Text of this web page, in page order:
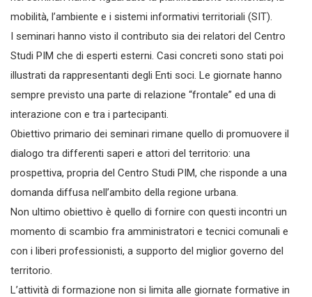
mobilità, l’ambiente e i sistemi informativi territoriali (SIT).
I seminari hanno visto il contributo sia dei relatori del Centro
Studi PIM che di esperti esterni. Casi concreti sono stati poi
illustrati da rappresentanti degli Enti soci. Le giornate hanno
sempre previsto una parte di relazione “frontale” ed una di
interazione con e tra i partecipanti.
Obiettivo primario dei seminari rimane quello di promuovere il
dialogo tra differenti saperi e attori del territorio: una
prospettiva, propria del Centro Studi PIM, che risponde a una
domanda diffusa nell’ambito della regione urbana.
Non ultimo obiettivo è quello di fornire con questi incontri un
momento di scambio fra amministratori e tecnici comunali e
con i liberi professionisti, a supporto del miglior governo del
territorio.
L’attività di formazione non si limita alle giornate formative in